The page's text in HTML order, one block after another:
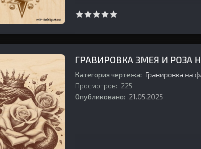
ГРАВИРОВКА ЗМЕЯ И РОЗА
Категория чертежа: Гравировка на
Просмотров: 225
Опубликовано: 21.05.2025